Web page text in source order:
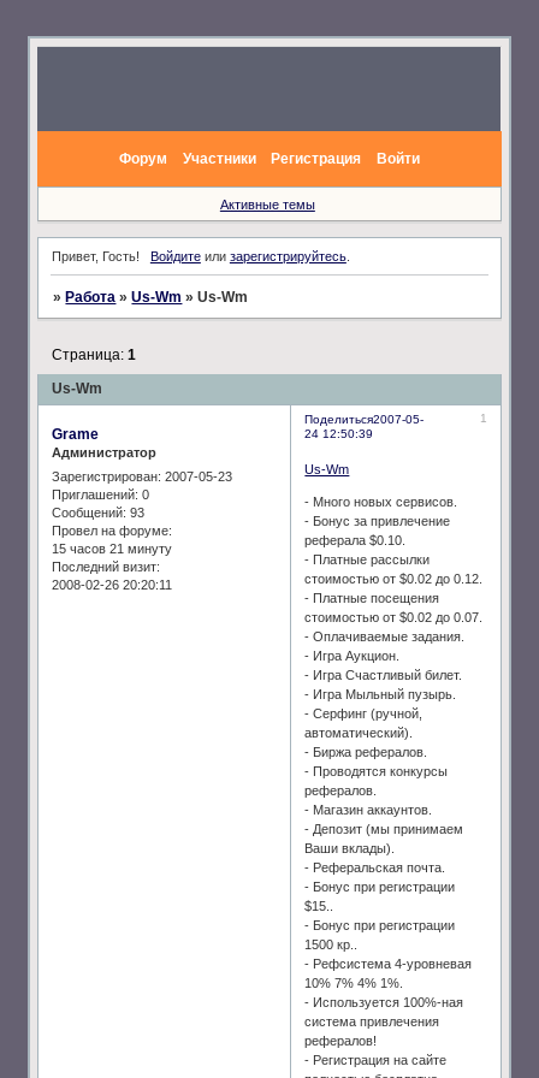
Форум Участники Регистрация Войти
Активные темы
Привет, Гость! Войдитеили зарегистрируйтесь.
» Работа »Us-Wm »Us-Wm
Us-Wm
Страница:1
Поделиться 1
2007-05-
24 12:50:39
Grame
Администратор
Зарегистрирован: 2007-05-23
Приглашений: 0
Сообщений: 93
Провел на форуме:
15 часов 21 минуту
Последний визит:
2008-02-26 20:20:11
Us-Wm
- Много новых сервисов.
- Бонус за привлечение
реферала $0.10.
- Платные рассылки
стоимостью от $0.02 до 0.12.
- Платные посещения
стоимостью от $0.02 до 0.07.
- Оплачиваемые задания.
- Игра Аукцион.
- Игра Счастливый билет.
- Игра Мыльный пузырь.
- Серфинг (ручной,
автоматический).
- Биржа рефералов.
- Проводятся конкурсы
рефералов.
- Магазин аккаунтов.
- Депозит (мы принимаем
Ваши вклады).
- Реферальская почта.
- Бонус при регистрации
$15..
- Бонус при регистрации
1500 кр..
- Рефсистема 4-уровневая
10% 7% 4% 1%.
- Используется 100%-ная
система привлечения
рефералов!
- Регистрация на сайте